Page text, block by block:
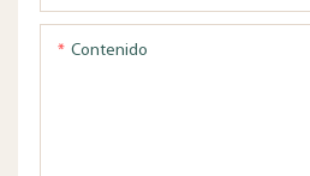
Contenido